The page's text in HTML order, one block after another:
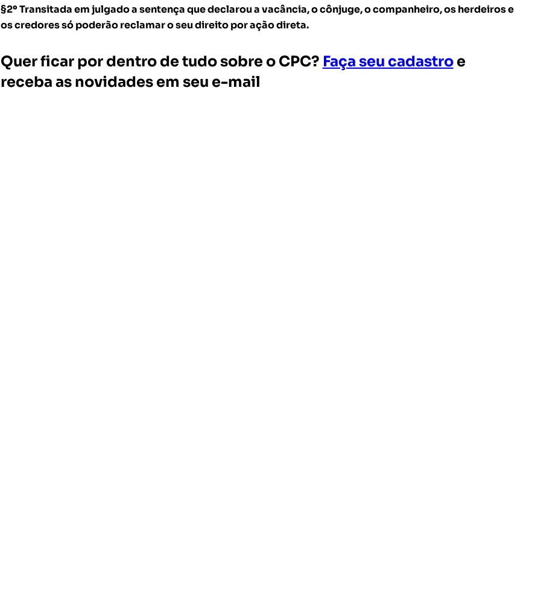
§2º Transitada em julgado a sentença que declarou a vacância, o cônjuge, o companheiro, os herdeiros e
os credores só poderão reclamar o seu direito por ação direta.
Quer ficar por dentro de tudo sobre o CPC? Faça seu cadastroe
receba as novidades em seu e-mail